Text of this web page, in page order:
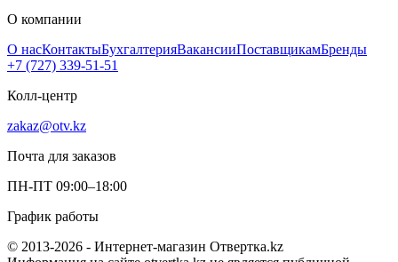
О компании
О насКонтактыБухгалтерияВакансииПоставщикамБренды
+7 (727) 339-51-51
Колл-центр
zakaz@otv.kz
Почта для заказов
ПН-ПТ 09:00–18:00
График работы
© 2013-2026 - Интернет-магазин Отвертка.kz